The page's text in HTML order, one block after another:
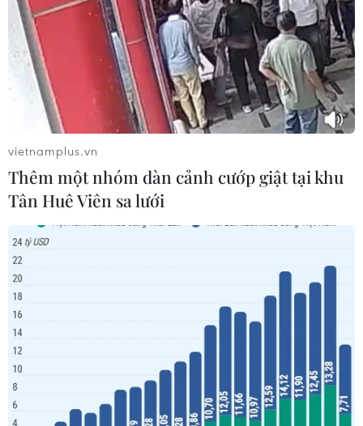
vietnamplus.vn
Thêm một nhóm dàn cảnh cướp giật tại khu
Tân Huê Viên sa lưới